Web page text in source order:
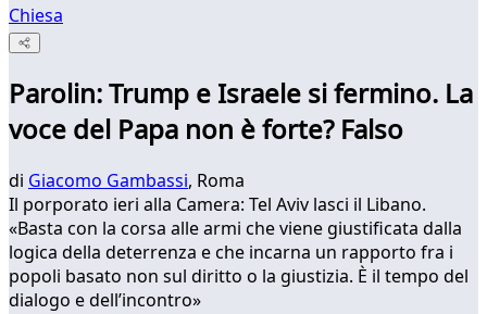
Chiesa
Parolin: Trump e Israele si fermino. La
voce del Papa non è forte? Falso
di Giacomo Gambassi, Roma
Il porporato ieri alla Camera: Tel Aviv lasci il Libano.
«Basta con la corsa alle armi che viene giustificata dalla
logica della deterrenza e che incarna un rapporto fra i
popoli basato non sul diritto o la giustizia. È il tempo del
dialogo e dell’incontro»